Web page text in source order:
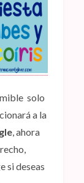
solo
a la
, ahora
si deseas